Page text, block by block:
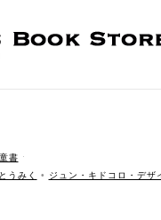
書 ˑ
うみく •
ジュン・キドコロ・デザ